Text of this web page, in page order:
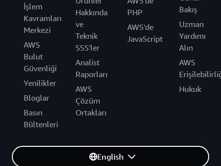
İşlem
Kavramları
Merkezi
AWS
Bulut
Güvenliği
Yenilikler
Bloglar
Basın
Bültenleri
Hakkında
ve
Teknik
SSS'ler
Analist
Raporları
AWS
Çözüm
Ortakları
PHP
AWS'de
JavaScript
Bakış
Uzman
Yardımı
Alın
AWS
Hukuk
English